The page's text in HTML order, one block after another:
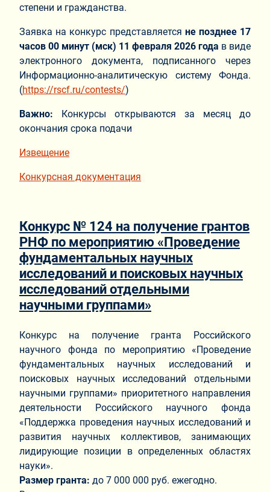
степени и гражданства.
Заявка на конкурс представляется не позднее 17
часов 00 минут (мск) 11 февраля 2026 года в виде
электронного документа, подписанного через
Информационно-аналитическую систему Фонда.
(https://rscf.ru/contests/)
Важно: Конкурсы открываются за месяц до
окончания срока подачи
Извещение
Конкурсная документация
Конкурс № 124 на получение грантов
РНФ по мероприятию «Проведение
фундаментальных научных
исследований и поисковых научных
исследований отдельными
научными группами»
Конкурс на получение гранта Российского
научного фонда по мероприятию «Проведение
фундаментальных научных исследований и
поисковых научных исследований отдельными
научными группами» приоритетного направления
деятельности Российского научного фонда
«Поддержка проведения научных исследований и
развития научных коллективов, занимающих
лидирующие позиции в определенных областях
науки».
Размер гранта: до 7 000 000 руб. ежегодно.